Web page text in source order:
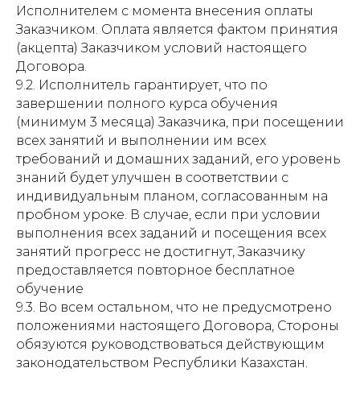
Исполнителем с момента внесения оплаты
Заказчиком. Оплата является фактом принятия
(акцепта) Заказчиком условий настоящего
Договора.
9.2. Исполнитель гарантирует, что по
завершении полного курса обучения
(минимум 3 месяца) Заказчика, при посещении
всех занятий и выполнении им всех
требований и домашних заданий, его уровень
знаний будет улучшен в соответствии с
индивидуальным планом, согласованным на
пробном уроке. В случае, если при условии
выполнения всех заданий и посещения всех
занятий прогресс не достигнут, Заказчику
предоставляется повторное бесплатное
обучение
9.3. Во всем остальном, что не предусмотрено
положениями настоящего Договора, Стороны
обязуются руководствоваться действующим
законодательством Республики Казахстан.